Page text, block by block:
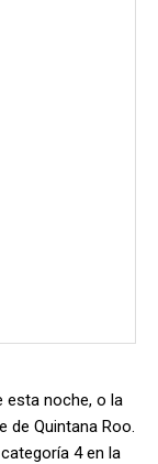
esta noche, o la
de Quintana Roo.
4 en la